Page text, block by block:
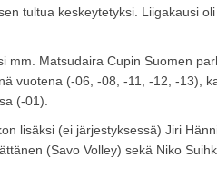
tultua keskeytetyksi. Liigakausi
Matsudaira Cupin Suomen
vuotena (-06, -08, -11, -12, -13),
(-01).
lisäksi (ei järjestyksessä) Jiri
(Savo Volley) sekä Niko